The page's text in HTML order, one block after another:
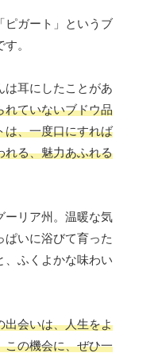
ピガート」というブ
。
は耳にしたことがあ
れていないブドウ品
は、一度口にすれば
れる、魅力あふれる
ーリア州。温暖な気
ぱいに浴びて育った
、ふくよかな味わい
出会いは、人生をよ
この機会に、ぜひ一